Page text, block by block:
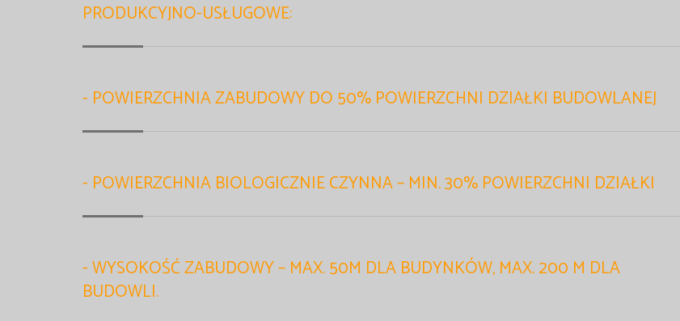
PRODUKCYJNO-USŁUGOWE:
- POWIERZCHNIA ZABUDOWY DO 50% POWIERZCHNI DZIAŁKI BUDOWLANEJ
- POWIERZCHNIA BIOLOGICZNIE CZYNNA – MIN. 30% POWIERZCHNI DZIAŁKI
- WYSOKOŚĆ ZABUDOWY – MAX. 50M DLA BUDYNKÓW, MAX. 200 M DLA
BUDOWLI.